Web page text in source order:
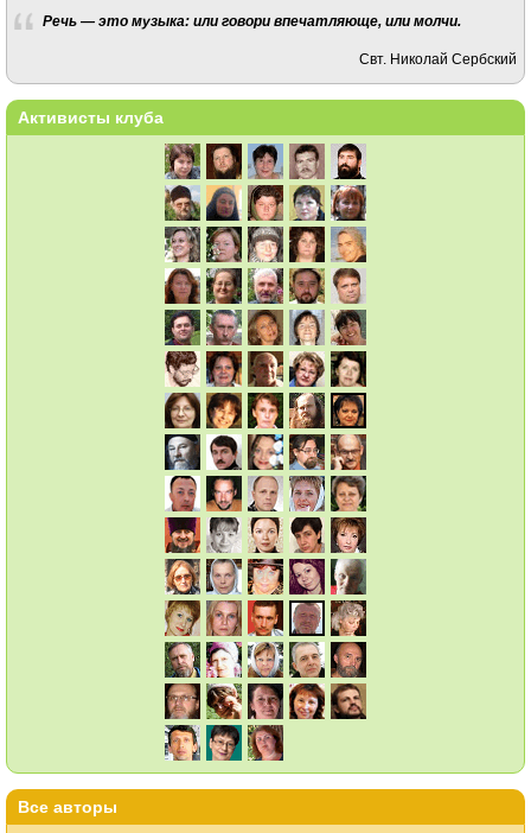
Речь — это музыка: или говори впечатляюще, или молчи.
Свт. Николай Сербский
Активисты клуба
Все авторы